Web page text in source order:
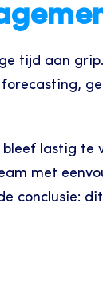
tijd aan
lastig te
met